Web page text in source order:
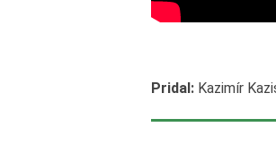
Pridal: Kazimír